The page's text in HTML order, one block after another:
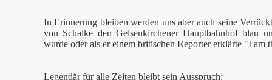
In Erinnerung bleiben werden uns aber auch seine
von Schalke den Gelsenkirchener Hauptbahnhof blau
wurde oder als er einem britischen Reporter erklärte "I am
Legendär für alle Zeiten bleibt sein Ausspruch: